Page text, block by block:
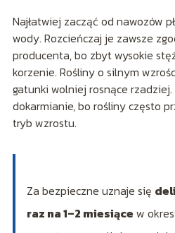
Najłatwiej zacząć od nawozów
wody. Rozcieńczaj je zawsze
producenta, bo zbyt wysokie
korzenie. Rośliny o silnym
gatunki wolniej rosnące
dokarmianie, bo rośliny często
tryb wzrostu.
Za bezpieczne uznaje się
raz na 1–2 miesiące w